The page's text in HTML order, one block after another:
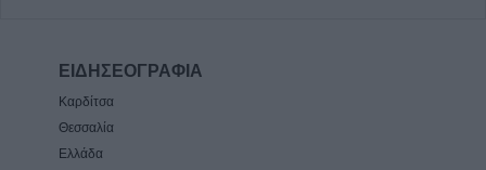
ΕΙΔΗΣΕΟΓΡΑΦΙΑ
Καρδίτσα
Θεσσαλία
Ελλάδα